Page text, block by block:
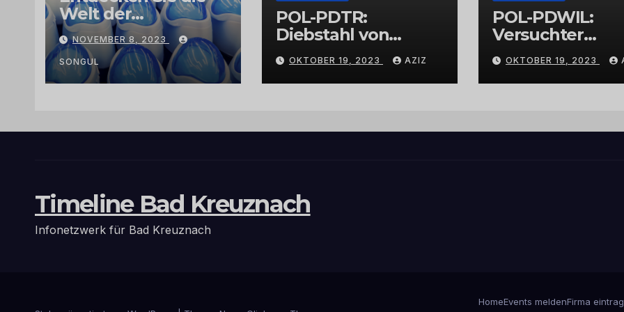
Welt der
Exklusivität:
Arganöl,
Kaktusfeigenkernöl
und
vertrauenswürdige
NOVEMBER 8, 2023
SONGUL
POL-PDTR:
Diebstahl von
Grabschmuck
OKTOBER 19, 2023 AZIZ
POL-PDWIL:
Versuchter
Einbruch im
Gewerbegebiet
Wittlich
OKTOBER 19, 2023
Timeline Bad Kreuznach
Infonetzwerk für Bad Kreuznach
HomeEvents meldenFirma